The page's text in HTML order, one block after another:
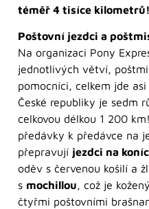
téměř 4 tisíce kilometrů!
Poštovní jezdci a
Na organizaci Pony
jednotlivých větví,
pomocníci, celkem jde
České republiky je sedm
celkovou délkou 1 200
předávky k předávce na
přepravují jezdci na
oděv s červenou košilí a
s mochillou, což je
čtyřmi poštovními